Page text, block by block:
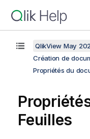
QlikView May
Création de
Propriétés du
Feuilles